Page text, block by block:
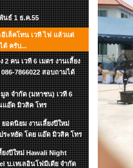
นธ์ 1 ธ.ค.55
เล็คโทน เวที ไฟ แล้วแต่
ด้ ครับ...
คน เวที 6 เมตร งานเลี้ยง
7866022 สอบถามได้
ล จำกัด (มหาชน) เวที 6
แอ๊ด มิวสิค โทร
อดนิยม งานเลี้ยงปีใหม่
ระหยัด โดย แอ๊ด มิวสิค โทร
ยงปีใหม่ Hawali Night
บ.เทเลอินโฟมีเดีย จำกัด